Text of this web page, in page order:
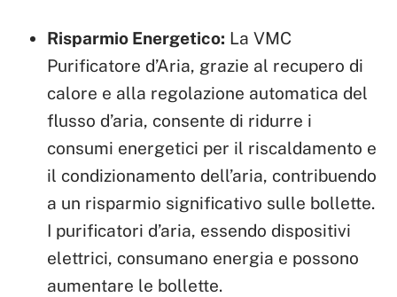
Risparmio Energetico: La VMC
Purificatore d’Aria, grazie al recupero di
calore e alla regolazione automatica del
flusso d’aria, consente di ridurre i
consumi energetici per il riscaldamento e
il condizionamento dell’aria, contribuendo
a un risparmio significativo sulle bollette.
I purificatori d’aria, essendo dispositivi
elettrici, consumano energia e possono
aumentare le bollette.